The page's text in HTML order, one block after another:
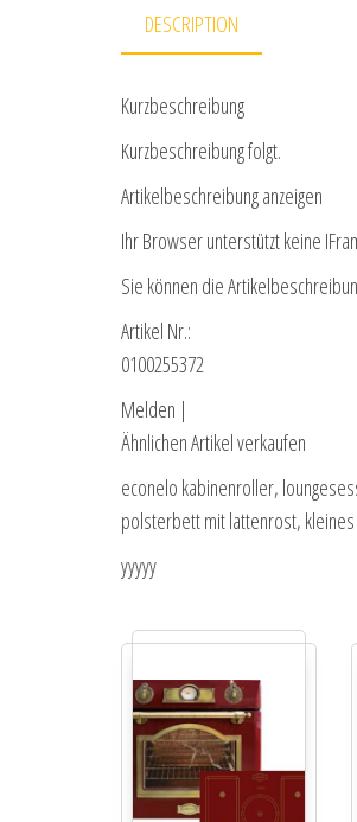
DESCRIPTION
Kurzbeschreibung
Kurzbeschreibung folgt.
Artikelbeschreibung anzeigen
Ihr Browser unterstützt keine
Sie können die
Artikel Nr.:
0100255372
Melden |
Ähnlichen Artikel verkaufen
econelo kabinenroller,
polsterbett mit lattenrost,
yyyyy